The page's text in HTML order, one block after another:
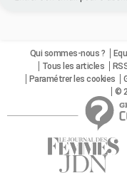
Qui sommes-nous ?
Tous les articles
Paramétrer les cookies
©